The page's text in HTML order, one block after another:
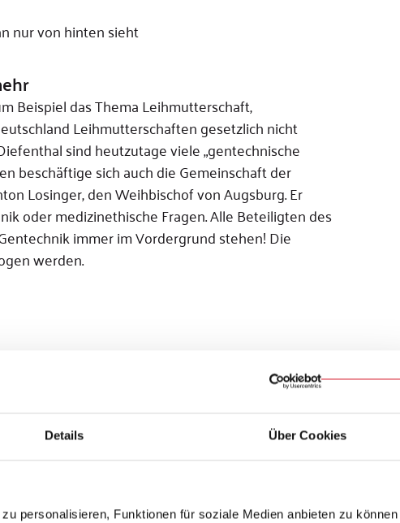
Details Über Cookies
personalisieren, Funktionen für soziale Medien anbieten zu können
Beispiel das Thema Leihmutterschaft,
Leihmutterschaften gesetzlich nicht
sind heutzutage viele „gentechnische
beschäftige sich auch die Gemeinschaft der
Losinger, den Weihbischof von Augsburg. Er
oder medizinethische Fragen. Alle Beteiligten des
immer im Vordergrund stehen! Die
werden.
Wissenschaft und dem
auf den Markt zu bringen“, so Geschäftsführer Dr.
und kooperiert auch mit der Caritas im
der Pflege. Bischof Rudolf Voderholzer
Einblick in die Medizinwelt und bot ihm eine
an.